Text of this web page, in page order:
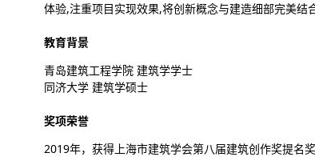
体验,注重项目实现效果,将创新概念与建造细部完美结合
教育背景
青岛建筑工程学院 建筑学学士
同济大学 建筑学硕士
奖项荣誉
2019年，获得上海市建筑学会第八届建筑创作奖提名奖